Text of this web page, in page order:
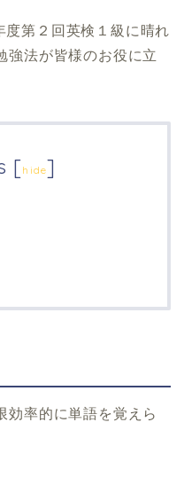
第２回英検１級に晴れ
強法が皆様のお役に立
[hide]
効率的に単語を覚えら